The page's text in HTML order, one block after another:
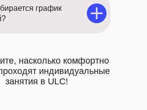
график
насколько комфортно
индивидуальные
занятия в ULC!